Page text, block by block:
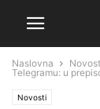
Naslovna
Telegramu: u
Novosti